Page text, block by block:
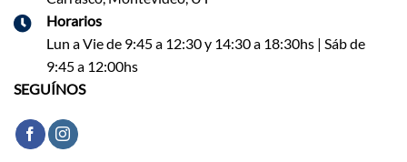
Horarios
Lun a Vie de 9:45 a 12:30 y 14:30 a 18:30hs | Sáb de
9:45 a 12:00hs
SEGUÍNOS